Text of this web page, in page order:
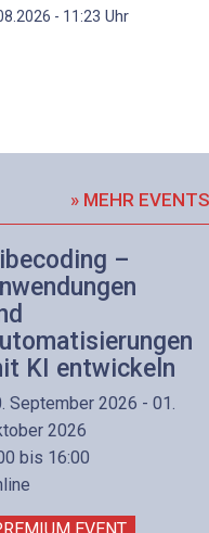
- 11:23 Uhr
» MEHR EVENTS
–
KI entwickeln
September 2026 - 01.
2026
bis 16:00